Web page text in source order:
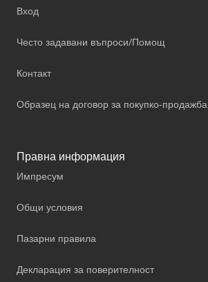
Вход
Често задавани въпроси/Помощ
Контакт
Образец на договор за покупко-продажба
Правна информация
Импресум
Общи условия
Пазарни правила
Декларация за поверителност